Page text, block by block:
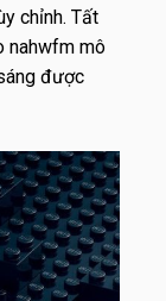
chỉnh. Tất
nahwfm mô
được